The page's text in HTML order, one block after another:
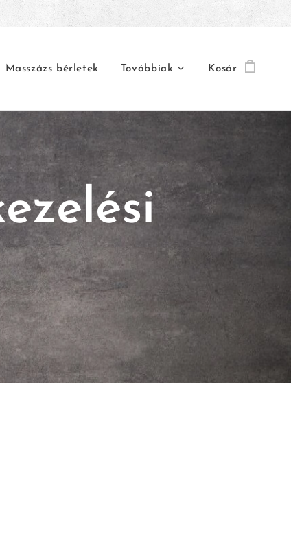
Masszázs bérletek Továbbiak Kosár